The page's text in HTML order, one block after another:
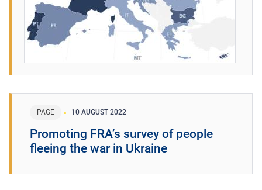
PAGE 10 AUGUST 2022
Promoting FRA’s survey of people
fleeing the war in Ukraine